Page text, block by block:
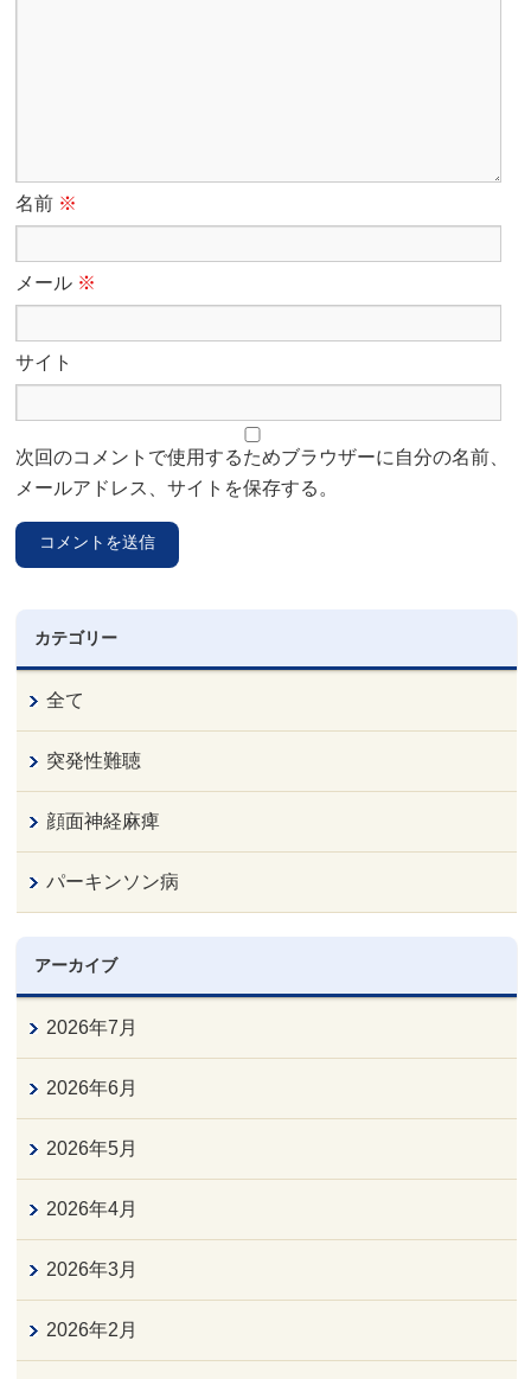
名前 ※
メール ※
サイト
次回のコメントで使用するためブラウザーに自分の名前、
メールアドレス、サイトを保存する。
カテゴリー
全て
突発性難聴
顔面神経麻痺
パーキンソン病
アーカイブ
2026年7月
2026年6月
2026年5月
2026年4月
2026年3月
2026年2月